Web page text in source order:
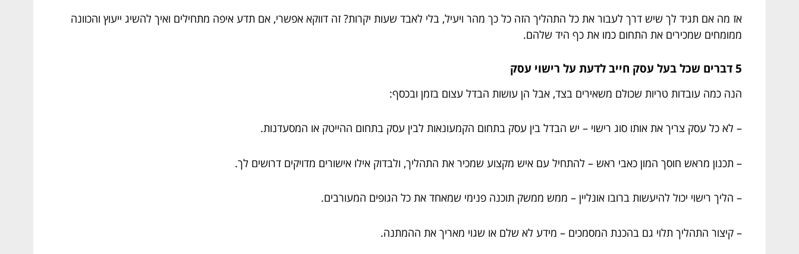
אז מה אם תגיד לך שיש דרך לעבור את כל התהליך הזה כל כך מהר ויעיל, בלי לאבד שעות יקרות? זה דווקא אפשרי, אם תדע איפה מתחילים ואיך להשיג ייעוץ והכוונה
ממומחים שמכירים את התחום כמו את כף היד שלהם.
5 דברים שכל בעל עסק חייב לדעת על רישוי עסק
הנה כמה עובדות טריות שכולם משאירים בצד, אבל הן עושות הבדל עצום בזמן ובכסף:
– לא כל עסק צריך את אותו סוג רישוי – יש הבדל בין עסק בתחום הקמעונאות לבין עסק בתחום ההייטק או המסעדנות.
– תכנון מראש חוסך המון כאבי ראש – להתחיל עם איש מקצוע שמכיר את התהליך, ולבדוק אילו אישורים מדויקים דרושים לך.
– הליך רישוי יכול להיעשות ברובו אונליין – ממש ממשק תוכנה פנימי שמאחד את כל הגופים המעורבים.
– קיצור התהליך תלוי גם בהכנת המסמכים – מידע לא שלם או שגוי מאריך את ההמתנה.